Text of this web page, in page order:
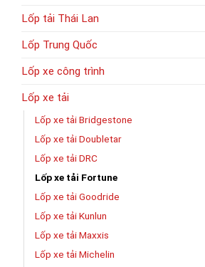
Lốp tải Thái Lan
Lốp Trung Quốc
Lốp xe công trình
Lốp xe tải
Lốp xe tải Bridgestone
Lốp xe tải Doubletar
Lốp xe tải DRC
Lốp xe tải Fortune
Lốp xe tải Goodride
Lốp xe tải Kunlun
Lốp xe tải Maxxis
Lốp xe tải Michelin